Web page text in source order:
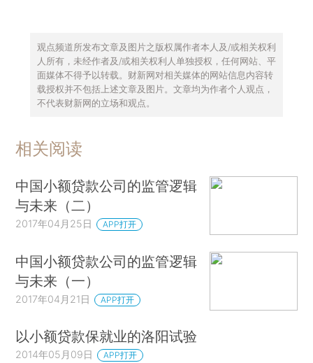
观点频道所发布文章及图片之版权属作者本人及/或相关权利
人所有，未经作者及/或相关权利人单独授权，任何网站、平
面媒体不得予以转载。财新网对相关媒体的网站信息内容转
载授权并不包括上述文章及图片。文章均为作者个人观点，
不代表财新网的立场和观点。
相关阅读
中国小额贷款公司的监管逻辑
与未来（二）
2017年04月25日 APP打开
中国小额贷款公司的监管逻辑
与未来（一）
2017年04月21日 APP打开
以小额贷款保就业的洛阳试验
2014年05月09日 APP打开